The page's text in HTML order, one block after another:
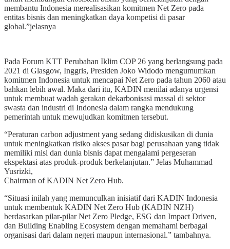
membantu Indonesia merealisasikan komitmen Net Zero pada
entitas bisnis dan meningkatkan daya kompetisi di pasar
global.”jelasnya
Pada Forum KTT Perubahan Iklim COP 26 yang berlangsung pada
2021 di Glasgow, Inggris, Presiden Joko Widodo mengumumkan
komitmen Indonesia untuk mencapai Net Zero pada tahun 2060 atau
bahkan lebih awal. Maka dari itu, KADIN menilai adanya urgensi
untuk membuat wadah gerakan dekarbonisasi massal di sektor
swasta dan industri di Indonesia dalam rangka mendukung
pemerintah untuk mewujudkan komitmen tersebut.
“Peraturan carbon adjustment yang sedang didiskusikan di dunia
untuk meningkatkan risiko akses pasar bagi perusahaan yang tidak
memiliki misi dan dunia bisnis dapat mengalami pergeseran
ekspektasi atas produk-produk berkelanjutan.” Jelas Muhammad
Yusrizki,
Chairman of KADIN Net Zero Hub.
“Situasi inilah yang memunculkan inisiatif dari KADIN Indonesia
untuk membentuk KADIN Net Zero Hub (KADIN NZH)
berdasarkan pilar-pilar Net Zero Pledge, ESG dan Impact Driven,
dan Building Enabling Ecosystem dengan memahami berbagai
organisasi dari dalam negeri maupun internasional.” tambahnya.